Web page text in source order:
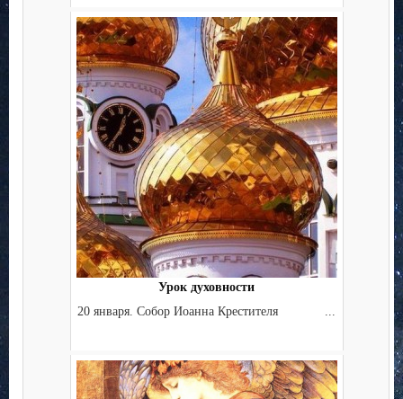
Урок духовности
20 января. Собор Иоанна Крестителя ...